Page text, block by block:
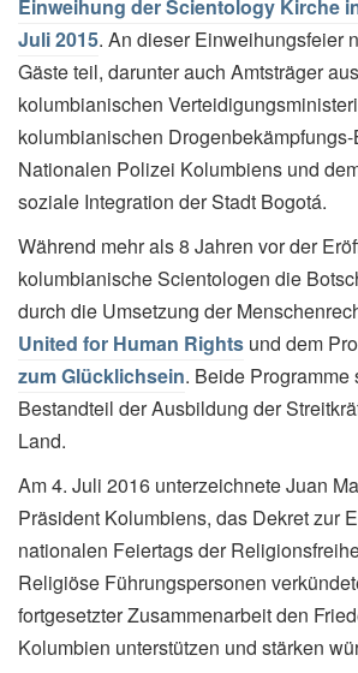
Einweihung der Scientology Kirche
Juli 2015. An dieser Einweihungsfeier
Gäste teil, darunter auch Amtsträger
kolumbianischen
kolumbianischen
Nationalen Polizei Kolumbiens und
soziale Integration der Stadt Bogotá.
Während mehr als 8 Jahren vor der
kolumbianische Scientologen die
durch die Umsetzung der
United for Human Rights und dem
zum Glücklichsein. Beide
Bestandteil der Ausbildung der
Land.
Am 4. Juli 2016 unterzeichnete Juan
Präsident Kolumbiens, das Dekret zur
nationalen Feiertags der
Religiöse Führungspersonen
fortgesetzter Zusammenarbeit den
Kolumbien unterstützen und stärken